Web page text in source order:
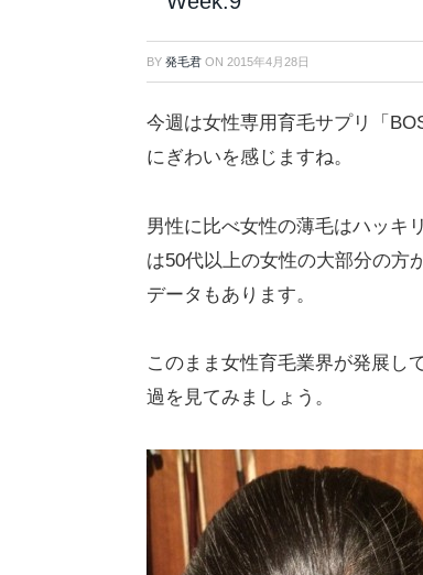
BY 発毛君 ON 2015年4月28日
今週は女性専用育毛サプリ「
にぎわいを感じますね。
男性に比べ女性の薄毛はハッキ
は50代以上の女性の大部分の方
データもあります。
このまま女性育毛業界が発展し
過を見てみましょう。